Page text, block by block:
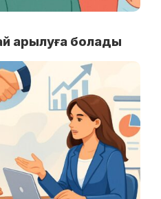
арылуға болады